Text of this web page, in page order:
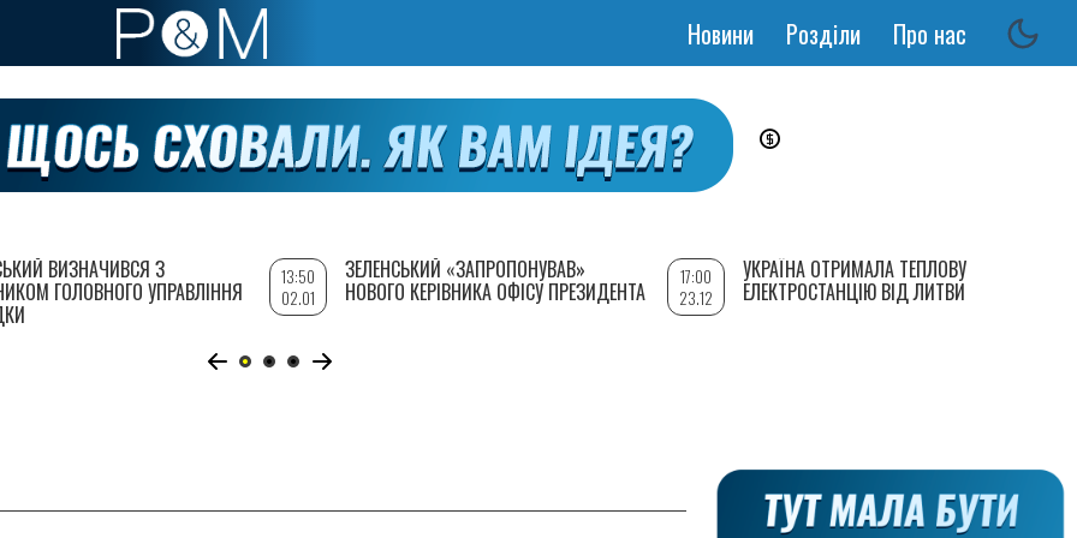
Основная
Новини Розділи Про нас
ВИЗНАЧИВСЯ З
ГОЛОВНОГО УПРАВЛІННЯ
13:50
02.01
ЗЕЛЕНСЬКИЙ «ЗАПРОПОНУВАВ»
НОВОГО КЕРІВНИКА ОФІСУ ПРЕЗИДЕНТА
17:00
23.12
УКРАЇНА ОТРИМАЛА ТЕПЛОВУ
ЕЛЕКТРОСТАНЦІЮ ВІД ЛИТВИ